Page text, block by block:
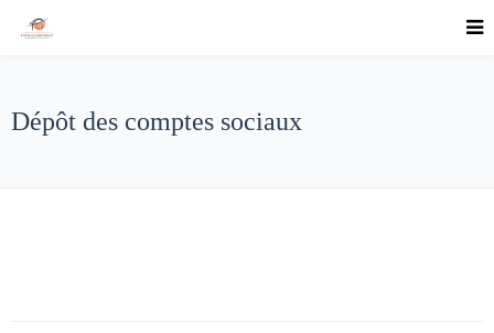
Dépôt des comptes sociaux